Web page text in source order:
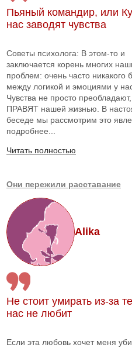
Пьяный командир, или
нас заводят чувства
Советы психолога: В этом-то и
заключается корень многих
проблем: очень часто никакого
между логикой и эмоциями у
Чувства не просто
ПРАВЯТ нашей жизнью. В
беседе мы рассмотрим это
подробнее...
Читать полностью
Они пережили расставание
Alika
Не стоит умирать из-за
нас не любит
Если эта любовь хочет меня